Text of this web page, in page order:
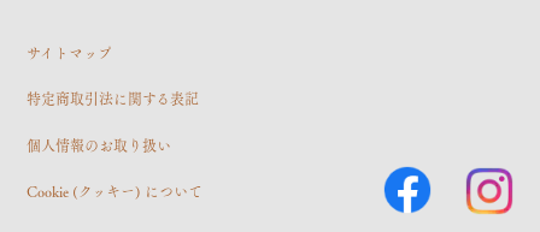
サイトマップ
特定商取引法に関する表記
個人情報のお取り扱い
Cookie (クッキー) について